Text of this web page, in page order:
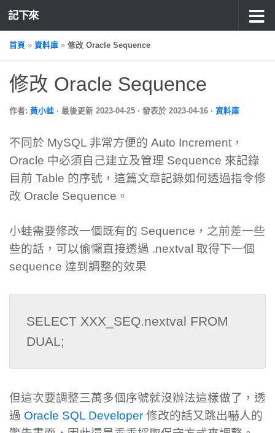
記下來
首頁 » 資料庫 » 修改 Oracle Sequence
修改 Oracle Sequence
作者: 黃小蛙 · 最後更新 2023-04-25 · 發表於 2023-04-16 · 資料庫
不同於 MySQL 非常方便的 Auto Increment，
Oracle 中必須自己建立及管理 Sequence 來記錄
目前 Table 的序號，這篇文章記錄如何透過指令修
改 Oracle Sequence。
小蛙需要修改一個既有的 Sequence，之前差一些
些的話，可以偷懶直接透過 .nextval 取得下一個
sequence 達到調整的效果
SELECT XXX_SEQ.nextval FROM
DUAL;
但這次要調整三萬多個序號就沒辦法這樣做了，透
過 Oracle SQL Developer 修改的話又跳出嚇人的